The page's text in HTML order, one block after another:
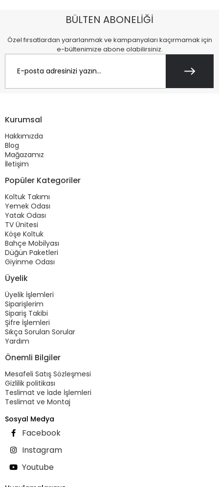
BÜLTEN ABONELİĞİ
Özel fırsatlardan yararlanmak ve kampanyaları kaçırmamak için
e-bültenimize abone olabilirsiniz.
Kurumsal
Hakkımızda
Blog
Mağazamız
İletişim
Popüler Kategoriler
Koltuk Takımı
Yemek Odası
Yatak Odası
TV Ünitesi
Köşe Koltuk
Bahçe Mobilyası
Düğün Paketleri
Giyinme Odası
Üyelik
Üyelik İşlemleri
Siparişlerim
Sipariş Takibi
Şifre İşlemleri
Sıkça Sorulan Sorular
Yardım
Önemli Bilgiler
Mesafeli Satış Sözleşmesi
Gizlilik politikası
Teslimat ve İade İşlemleri
Teslimat ve Montaj
Sosyal Medya
Facebook
Instagram
Youtube